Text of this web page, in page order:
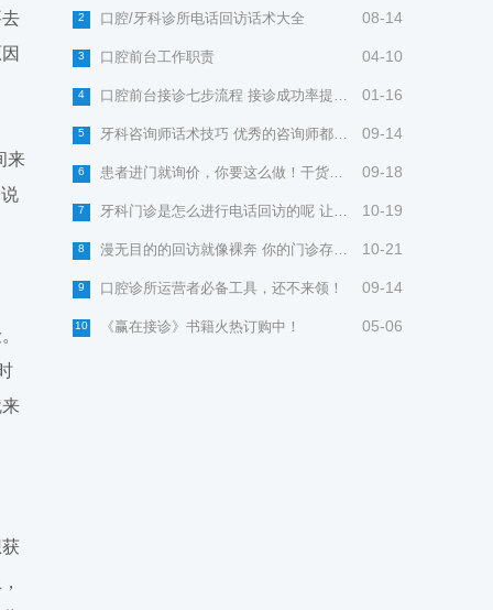
08-14
2 口腔/牙科诊所电话回访话术大全
04-10
3 口腔前台工作职责
01-16
4 口腔前台接诊七步流程 接诊成功率提升20%
09-14
5 牙科咨询师话术技巧 优秀的咨询师都会学习(四步曲)
09-18
6 患者进门就询价，你要这么做！干货分享，拿去即用！
10-19
7 牙科门诊是怎么进行电话回访的呢 让你拿去即用的方法
10-21
8 漫无目的的回访就像裸奔 你的门诊存在这种现象吗？
09-14
9 口腔诊所运营者必备工具，还不来领！
05-06
10 《赢在接诊》书籍火热订购中！
来